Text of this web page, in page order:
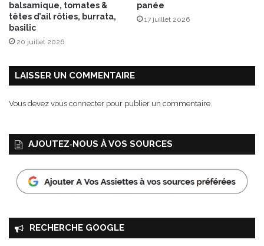
balsamique, tomates &
têtes d’ail rôties, burrata,
basilic
20 juillet 2026
panée
17 juillet 2026
LAISSER UN COMMENTAIRE
Vous devez vous connecter pour publier un commentaire.
AJOUTEZ‑NOUS À VOS SOURCES
RECHERCHE GOOGLE